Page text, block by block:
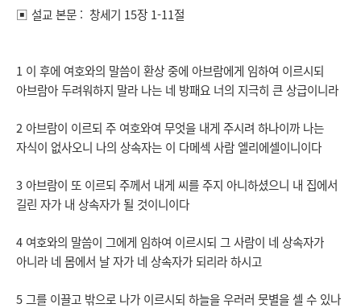
▣ 설교 본문 : 창세기 15장 1-11절
1 이 후에 여호와의 말씀이 환상 중에 아브람에게 임하여 이르시되
아브람아 두려워하지 말라 나는 네 방패요 너의 지극히 큰 상급이니라
2 아브람이 이르되 주 여호와여 무엇을 내게 주시려 하나이까 나는
자식이 없사오니 나의 상속자는 이 다메섹 사람 엘리에셀이니이다
3 아브람이 또 이르되 주께서 내게 씨를 주지 아니하셨으니 내 집에서
길린 자가 내 상속자가 될 것이니이다
4 여호와의 말씀이 그에게 임하여 이르시되 그 사람이 네 상속자가
아니라 네 몸에서 날 자가 네 상속자가 되리라 하시고
5 그를 이끌고 밖으로 나가 이르시되 하늘을 우러러 뭇별을 셀 수 있나